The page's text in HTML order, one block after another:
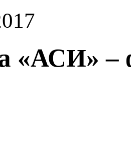
«АСИ» –